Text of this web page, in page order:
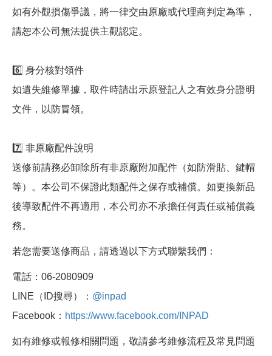
如有外觀損傷爭議，將一律交由原廠或代理商判定為準，
請恕本公司無法提供主觀認定。
6️⃣ 身分核對領件
如遺失維修單據，取件時請出示原登記人之有效身分證明
文件，以防冒領。
7️⃣ 非原廠配件說明
送修前請務必卸除所有非原廠附加配件（如防滑貼、鍵帽
等）。本公司不保證此類配件之保存或補償。如更換新品
後導致配件不再適用，本公司亦不承擔任何責任或補償義
務。
若您需要送修商品，請透過以下方式聯繫我們：
電話：06-2080909
LINE（ID搜尋）： @inpad
Facebook： https://www.facebook.com/INPAD
如有維修或報修相關問題，敬請參考維修流程及常見問題